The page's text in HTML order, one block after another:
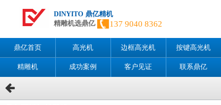
DINYITO 鼎亿精机
精雕机选鼎亿
137 9040 8362
鼎亿首页 高光机 边框高光机 按键高光机
精雕机 成功案例 客户见证 联系鼎亿